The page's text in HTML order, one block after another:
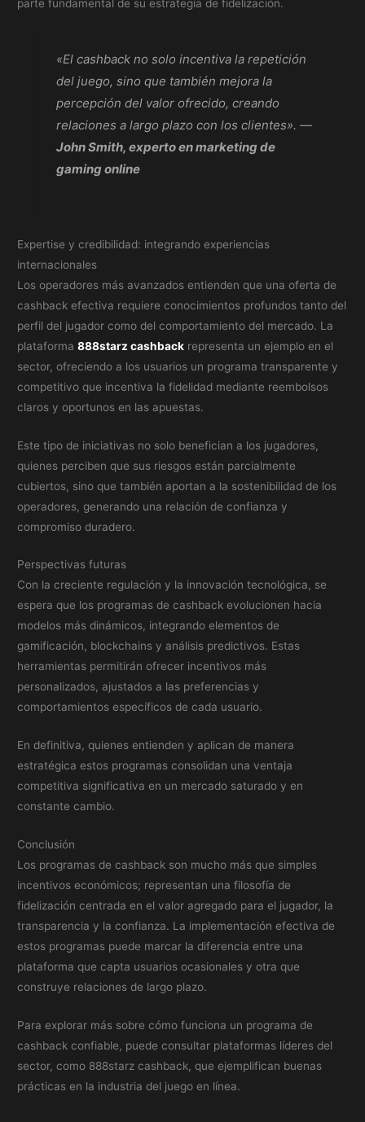
parte fundamental de su estrategia de fidelización.
«El cashback no solo incentiva la repetición
del juego, sino que también mejora la
percepción del valor ofrecido, creando
relaciones a largo plazo con los clientes». —
John Smith, experto en marketing de
gaming online
Expertise y credibilidad: integrando experiencias
internacionales
Los operadores más avanzados entienden que una oferta de
cashback efectiva requiere conocimientos profundos tanto del
perfil del jugador como del comportamiento del mercado. La
plataforma888starz cashback representa un ejemplo en el
sector, ofreciendo a los usuarios un programa transparente y
competitivo que incentiva la fidelidad mediante reembolsos
claros y oportunos en las apuestas.
Este tipo de iniciativas no solo benefician a los jugadores,
quienes perciben que sus riesgos están parcialmente
cubiertos, sino que también aportan a la sostenibilidad de los
operadores, generando una relación de confianza y
compromiso duradero.
Perspectivas futuras
Con la creciente regulación y la innovación tecnológica, se
espera que los programas de cashback evolucionen hacia
modelos más dinámicos, integrando elementos de
gamificación, blockchains y análisis predictivos. Estas
herramientas permitirán ofrecer incentivos más
personalizados, ajustados a las preferencias y
comportamientos específicos de cada usuario.
En definitiva, quienes entienden y aplican de manera
estratégica estos programas consolidan una ventaja
competitiva significativa en un mercado saturado y en
constante cambio.
Conclusión
Los programas de cashback son mucho más que simples
incentivos económicos; representan una filosofía de
fidelización centrada en el valor agregado para el jugador, la
transparencia y la confianza. La implementación efectiva de
estos programas puede marcar la diferencia entre una
plataforma que capta usuarios ocasionales y otra que
construye relaciones de largo plazo.
Para explorar más sobre cómo funciona un programa de
cashback confiable, puede consultar plataformas líderes del
sector, como 888starz cashback, que ejemplifican buenas
prácticas en la industria del juego en línea.